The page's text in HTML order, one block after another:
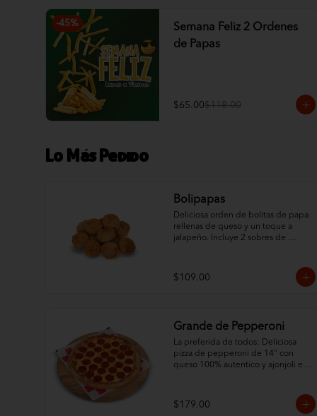
Cuadrigool" en los modificadores y
agrega Papas Criscut + Refresco de
1.5L por solo +$60. ¡El combo
-45%
Semana Feliz 2 Ordenes
de Papas
$65.00$118.00
Lo Más Pedido
Bolipapas
Deliciosa orden de bolitas de papa
rellenas de queso y un toque a
jalapeño. Incluye 2 sobres de
$109.00
Grande de Pepperoni
La preferida de todos: Deliciosa
pizza de pepperoni de 14" con
queso 100% autentico y ajonjoli en
$179.00